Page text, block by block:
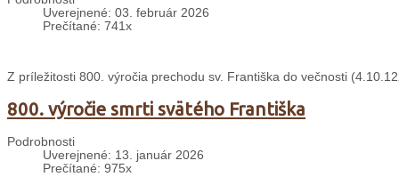
Uverejnené: 03. február 2026
Prečítané: 741x
Z príležitosti 800. výročia prechodu sv. Františka do večnosti
800. výročie smrti svätého Františka
Podrobnosti
Uverejnené: 13. január 2026
Prečítané: 975x